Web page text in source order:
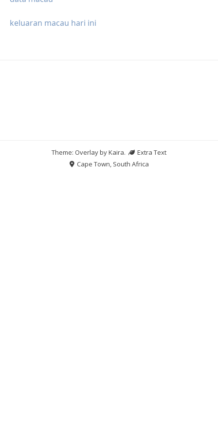
keluaran macau hari ini
Theme: Overlay byKaira.
Extra Text
Cape Town, South Africa